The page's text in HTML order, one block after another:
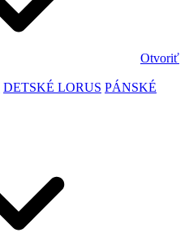
Otvoriť
DETSKÉ LORUS PÁNSKÉ